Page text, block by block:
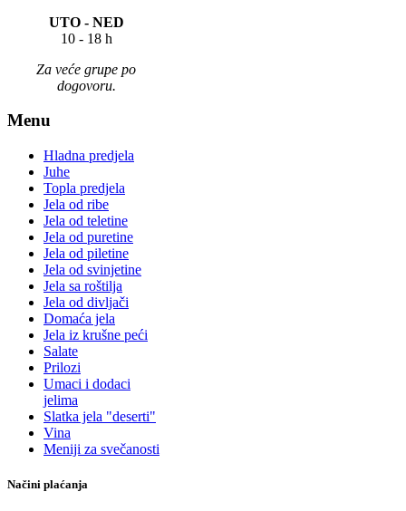
UTO - NED
10 - 18 h
Za veće grupe po
dogovoru.
Menu
Hladna predjela
Juhe
Topla predjela
Jela od ribe
Jela od teletine
Jela od puretine
Jela od piletine
Jela od svinjetine
Jela sa roštilja
Jela od divljači
Domaća jela
Jela iz krušne peći
Salate
Prilozi
Umaci i dodaci
jelima
Slatka jela "deserti"
Vina
Meniji za svečanosti
Načini plaćanja